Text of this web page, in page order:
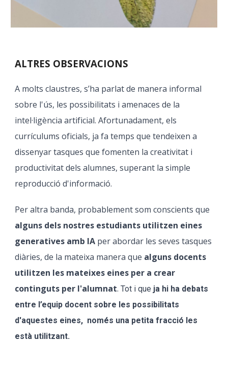
ALTRES OBSERVACIONS
A molts claustres, s’ha parlat de manera informal
sobre l'ús, les possibilitats i amenaces de la
intel·ligència artificial. Afortunadament, els
currículums oficials, ja fa temps que tendeixen a
dissenyar tasques que fomenten la creativitat i
productivitat dels alumnes, superant la simple
reproducció d'informació.
Per altra banda, probablement som conscients que
alguns dels nostres estudiants utilitzen eines
generatives amb IA per abordar les seves tasques
diàries, de la mateixa manera que alguns docents
utilitzen les mateixes eines per a crear
continguts per l'alumnat.Tot i que ja hi ha debats
entre l’equip docent sobre les possibilitats
d'aquestes eines, només una petita fracció les
està utilitzant.